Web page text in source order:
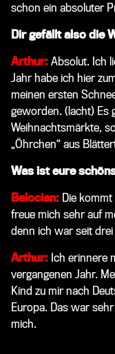
schon ein absoluter
Dir gefällt also die
Arthur: Absolut. Ich
Jahr habe ich hier
meinen ersten
geworden. (lacht) Es
Weihnachtsmärkte,
„Öhrchen“ aus
Was ist eure
Belocian: Die
freue mich sehr auf
denn ich war seit
Arthur: Ich erinnere
vergangenen Jahr.
Kind zu mir nach
Europa. Das war
mich.